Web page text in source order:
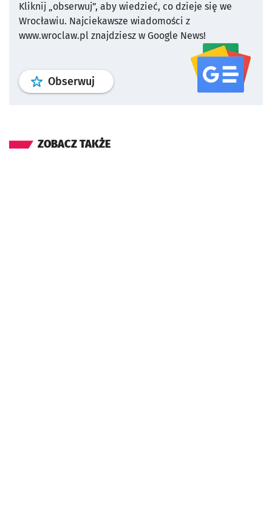
Kliknij „obserwuj”, aby wiedzieć, co dzieje się we
Wrocławiu. Najciekawsze wiadomości z
www.wroclaw.pl znajdziesz w Google News!
Obserwuj profil serwisu
ZOBACZ TAKŻE